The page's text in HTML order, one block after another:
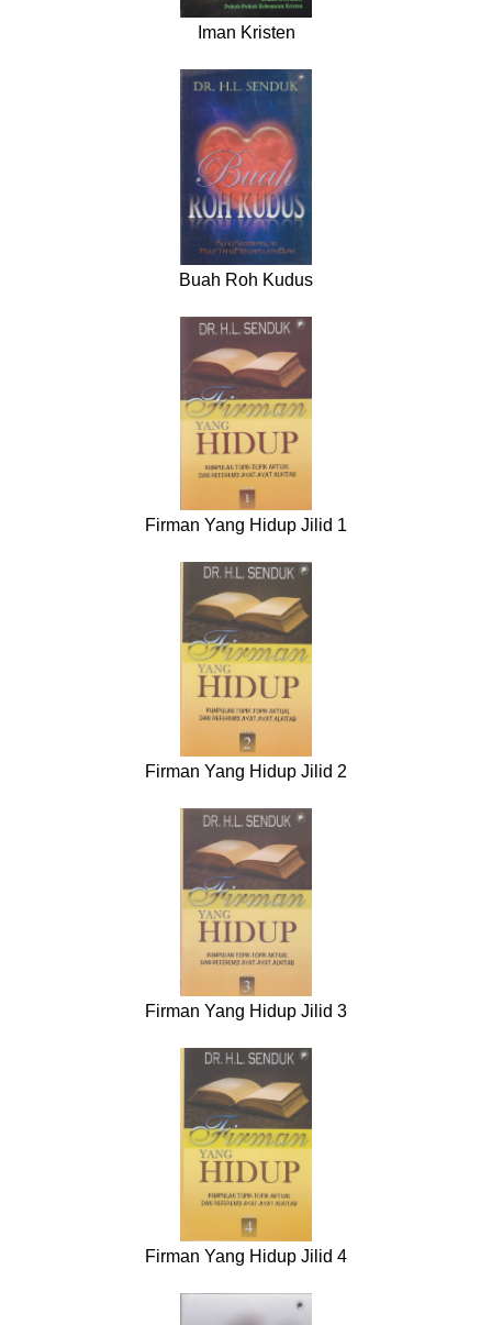
Iman Kristen
Buah Roh Kudus
Firman Yang Hidup Jilid 1
Firman Yang Hidup Jilid 2
Firman Yang Hidup Jilid 3
Firman Yang Hidup Jilid 4